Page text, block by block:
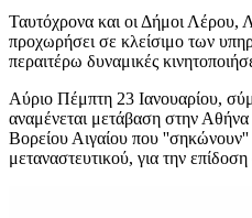
Ταυτόχρονα και οι Δήμοι Λέρου,
προχωρήσει σε κλείσιμο των
περαιτέρω δυναμικές
Αύριο Πέμπτη 23 Ιανουαρίου,
αναμένεται μετάβαση στην
Βορείου Αιγαίου που
μεταναστευτικού, για την